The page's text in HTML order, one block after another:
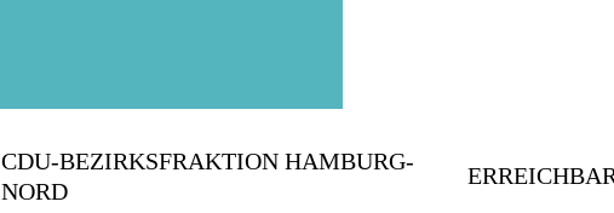
CDU-BEZIRKSFRAKTION HAMBURG-
NORD